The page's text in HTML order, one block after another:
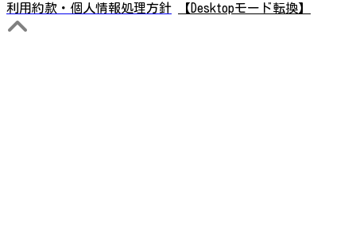
利用約款・個人情報処理方針
【Desktopモード転換】